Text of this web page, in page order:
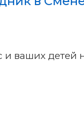
ваших детей